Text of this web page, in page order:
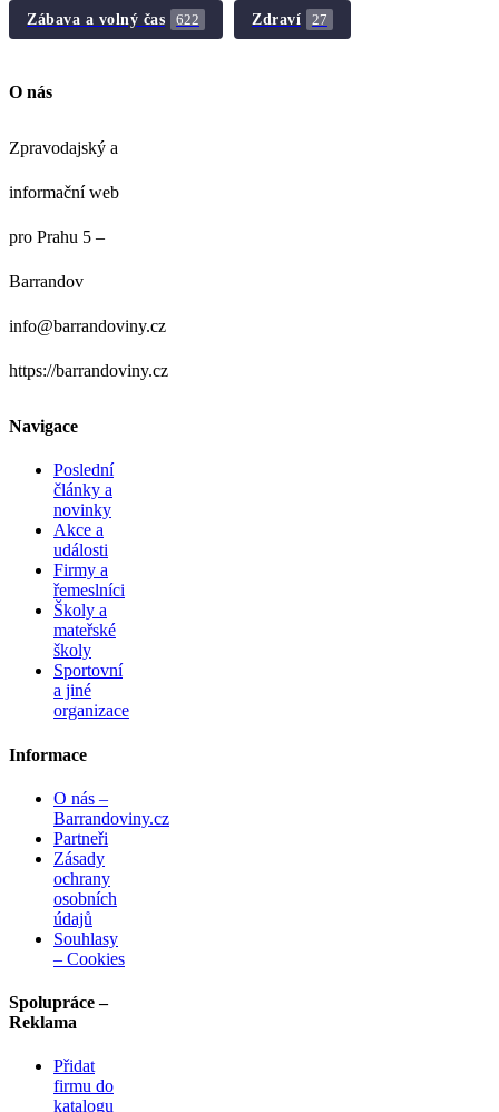
Zábava a volný čas 622 Zdraví 27
O nás
Zpravodajský a
informační web
pro Prahu 5 –
Barrandov
info@barrandoviny.cz
https://barrandoviny.cz
Navigace
Poslední
články a
novinky
Akce a
události
Firmy a
řemeslníci
Školy a
mateřské
školy
Sportovní
a jiné
organizace
Informace
O nás –
Barrandoviny.cz
Partneři
Zásady
ochrany
osobních
údajů
Souhlasy
– Cookies
Spolupráce –
Reklama
Přidat
firmu do
katalogu